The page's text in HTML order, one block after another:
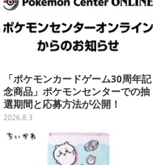
「ポケモンカードゲーム30周年記
念商品」ポケモンセンターでの抽
選期間と応募方法が公開！
2026.8.3